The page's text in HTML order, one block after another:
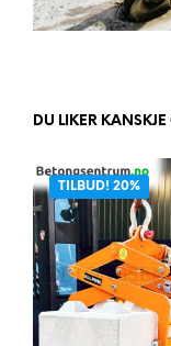
DU LIKER
TILBUD! 20%